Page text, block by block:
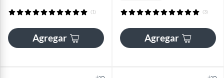
(1)
Agregar
(3)
Agregar